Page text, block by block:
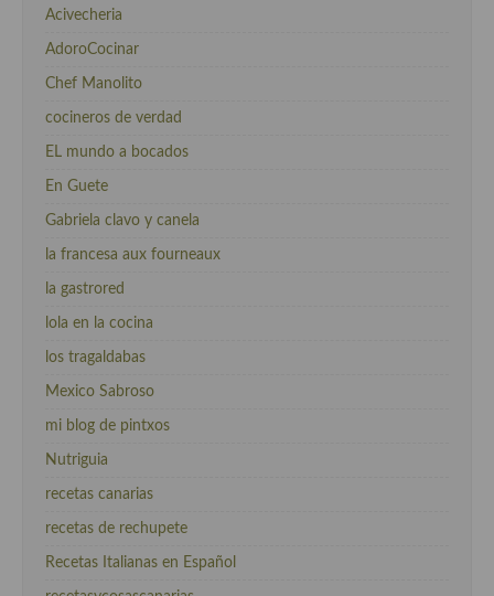
Acivecheria
AdoroCocinar
Chef Manolito
cocineros de verdad
EL mundo a bocados
En Guete
Gabriela clavo y canela
la francesa aux fourneaux
la gastrored
lola en la cocina
los tragaldabas
Mexico Sabroso
mi blog de pintxos
Nutriguia
recetas canarias
recetas de rechupete
Recetas Italianas en Español